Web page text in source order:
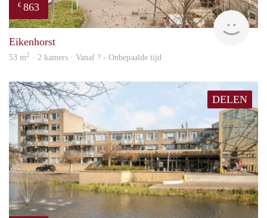
€ 863
Eikenhorst
53 m2 · 2 kamers · Vanaf ? - Onbepaalde tijd
DELEN